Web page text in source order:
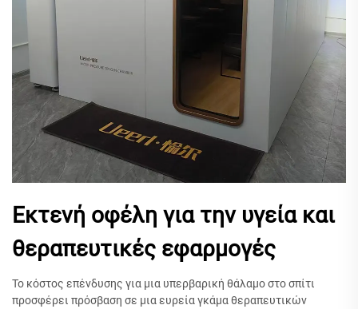
Εκτενή οφέλη για την υγεία και
θεραπευτικές εφαρμογές
Το κόστος επένδυσης για μια υπερβαρική θάλαμο στο σπίτι
προσφέρει πρόσβαση σε μια ευρεία γκάμα θεραπευτικών